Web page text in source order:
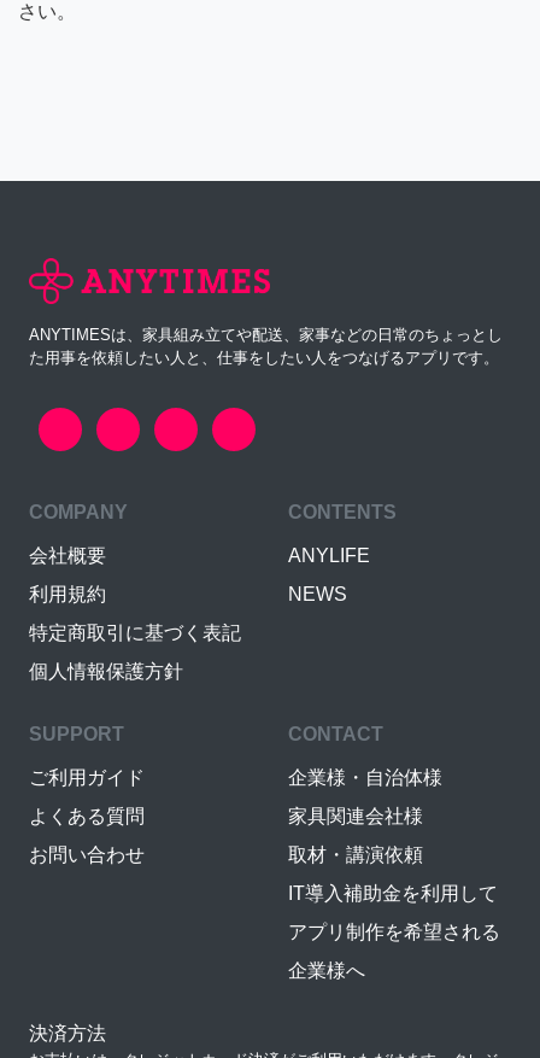
さい。
ANYTIMESは、家具組み立てや配送、家事などの日常のちょっとし
た用事を依頼したい人と、仕事をしたい人をつなげるアプリです。
COMPANY
会社概要
利用規約
特定商取引に基づく表記
個人情報保護方針
CONTENTS
ANYLIFE
NEWS
SUPPORT
ご利用ガイド
よくある質問
お問い合わせ
CONTACT
企業様・自治体様
家具関連会社様
取材・講演依頼
IT導入補助金を利用して
アプリ制作を希望される
企業様へ
決済方法